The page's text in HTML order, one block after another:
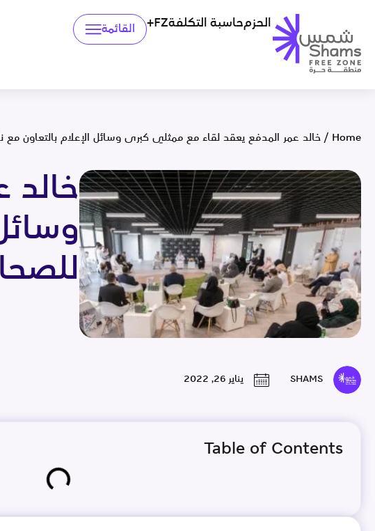
الحزمحاسبة التكلفةFZ+ القائمة
Home
/ خالد عمر المدفع يعقد لقاء مع ممثلي كبرى وسائل الإعلام بالتعاون مع
خالد
SHAMS يناير 26, 2022
Table of Contents